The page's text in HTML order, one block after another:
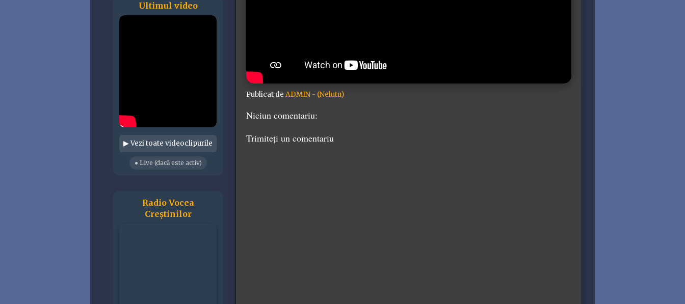
Publicat de ADMIN - (Nelutu)
Niciun comentariu:
Trimiteți un comentariu
Ultimul video
▶ Vezi toate videoclipurile
● Live (dacă este activ)
Radio Vocea
Creștinilor